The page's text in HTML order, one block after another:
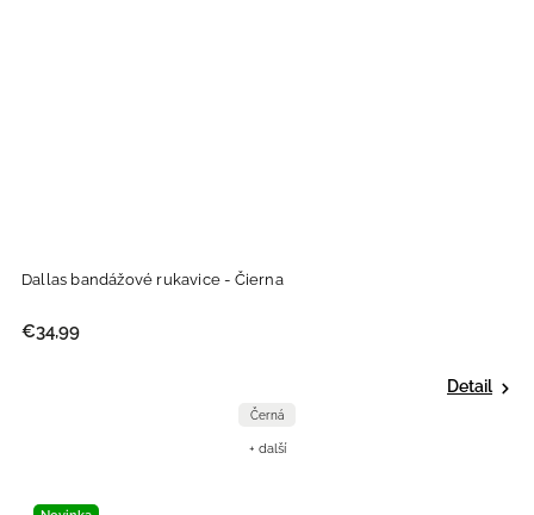
Dallas bandážové rukavice - Čierna
€34,99
Detail
Černá
+ další